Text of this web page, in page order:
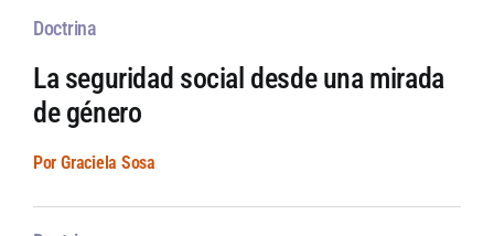
Doctrina
La seguridad social desde una mirada
de género
Por Graciela Sosa